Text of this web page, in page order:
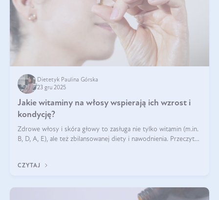
Dietetyk Paulina Górska
23 gru 2025
Jakie witaminy na włosy wspierają ich wzrost i
kondycję?
Zdrowe włosy i skóra głowy to zasługa nie tylko witamin (m.in.
B, D, A, E), ale też zbilansowanej diety i nawodnienia. Przeczytaj
CZYTAJ